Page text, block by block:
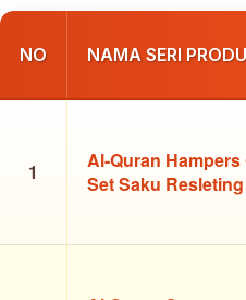
NO NAMA SERI
1
Al-Quran Hampers
Set Saku Resleting